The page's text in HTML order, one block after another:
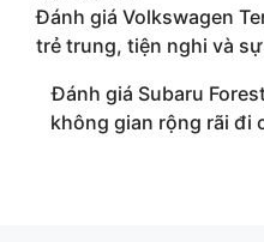
navigation
Đánh giá Volkswagen
trẻ trung, tiện nghi và
Đánh giá Subaru
không gian rộng rãi đi